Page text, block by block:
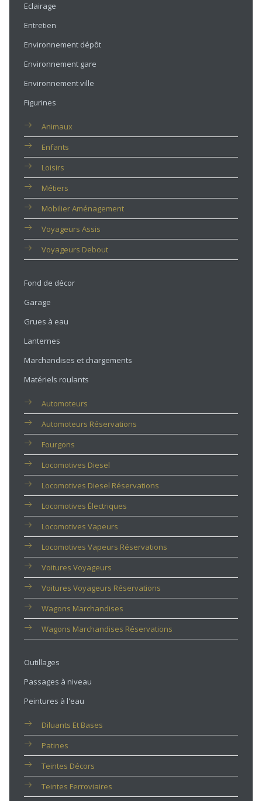
Eclairage
Entretien
Environnement dépôt
Environnement gare
Environnement ville
Figurines
Animaux
Enfants
Loisirs
Métiers
Mobilier Aménagement
Voyageurs Assis
Voyageurs Debout
Fond de décor
Garage
Grues à eau
Lanternes
Marchandises et chargements
Matériels roulants
Automoteurs
Automoteurs Réservations
Fourgons
Locomotives Diesel
Locomotives Diesel Réservations
Locomotives Électriques
Locomotives Vapeurs
Locomotives Vapeurs Réservations
Voitures Voyageurs
Voitures Voyageurs Réservations
Wagons Marchandises
Wagons Marchandises Réservations
Outillages
Passages à niveau
Peintures à l'eau
Diluants Et Bases
Patines
Teintes Décors
Teintes Ferroviaires